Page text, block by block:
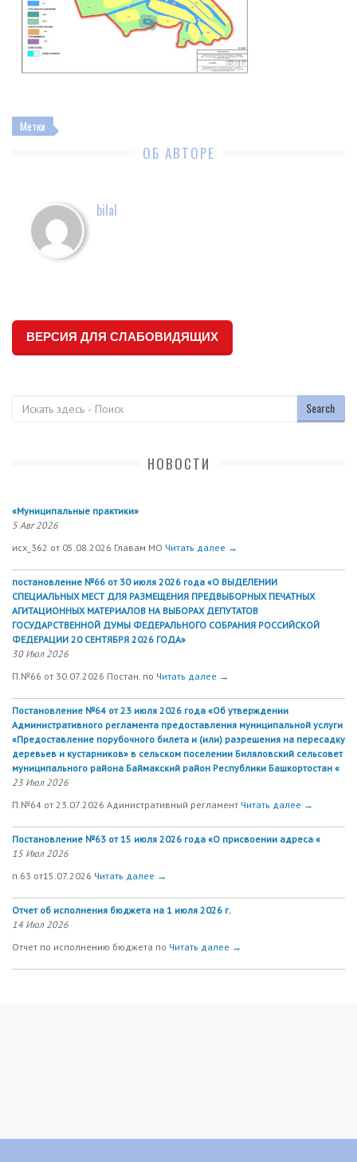
Метки
ОБ АВТОРЕ
bilal
ВЕРСИЯ ДЛЯ СЛАБОВИДЯЩИХ
НОВОСТИ
«Муниципальные практики»
5 Авг 2026
исх_362 от 05.08.2026 Главам МО Читать далее →
постановление №66 от 30 июля 2026 года «О ВЫДЕЛЕНИИ
СПЕЦИАЛЬНЫХ МЕСТ ДЛЯ РАЗМЕЩЕНИЯ ПРЕДВЫБОРНЫХ ПЕЧАТНЫХ
АГИТАЦИОННЫХ МАТЕРИАЛОВ НА ВЫБОРАХ ДЕПУТАТОВ
ГОСУДАРСТВЕННОЙ ДУМЫ ФЕДЕРАЛЬНОГО СОБРАНИЯ РОССИЙСКОЙ
ФЕДЕРАЦИИ 20 СЕНТЯБРЯ 2026 ГОДА»
30 Июл 2026
П.№66 от 30.07.2026 Постан. по Читать далее →
Постановление №64 от 23 июля 2026 года «Об утверждении
Административного регламента предоставления муниципальной услуги
«Предоставление порубочного билета и (или) разрешения на пересадку
деревьев и кустарников» в сельском поселении Биляловский сельсовет
муниципального района Баймакский район Республики Башкортостан «
23 Июл 2026
П.№64 от 23.07.2026 Адинистративный регламент Читать далее →
Постановление №63 от 15 июля 2026 года «О присвоении адреса «
15 Июл 2026
п.63 от15.07.2026 Читать далее →
Отчет об исполнения бюджета на 1 июля 2026 г.
14 Июл 2026
Отчет по исполнению бюджета по Читать далее →